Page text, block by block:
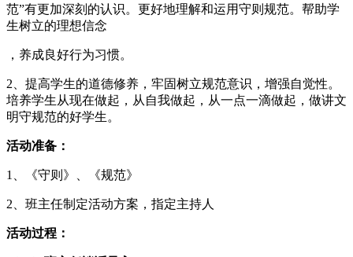
范”有更加深刻的认识。更好地理解和运用守则规范。帮助学
生树立的理想信念
，养成良好行为习惯。
2、提高学生的道德修养，牢固树立规范意识，增强自觉性。
培养学生从现在做起，从自我做起，从一点一滴做起，做讲文
明守规范的好学生。
活动准备：
1、《守则》、《规范》
2、班主任制定活动方案，指定主持人
活动过程：